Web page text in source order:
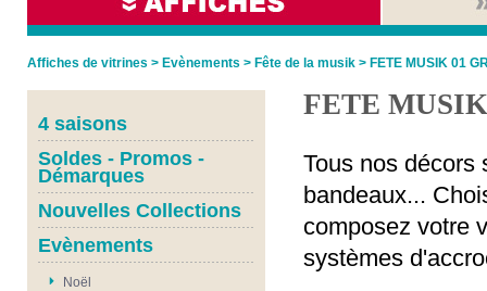
Affiches de vitrines > Evènements > Fête de la musik > FETE MUSIK 01
4 saisons
Soldes - Promos -
Démarques
Nouvelles Collections
Evènements
Noël
FETE
Tous nos décors
bandeaux...
composez votre
systèmes